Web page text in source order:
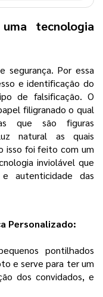
tecnologia
segurança. Por essa
e identificação do
de falsificação. O
filigranado o qual
que são figuras
natural as quais
isso foi feito com um
inviolável que
autenticidade das
Personalizado:
pontilhados
e serve para ter um
dos convidados, e